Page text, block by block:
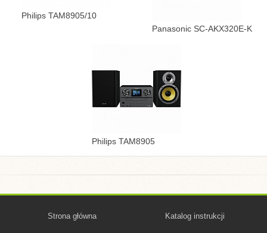
Philips TAM8905/10
Panasonic SC-AKX320E-K
Philips TAM8905
Strona główna Katalog instrukcji